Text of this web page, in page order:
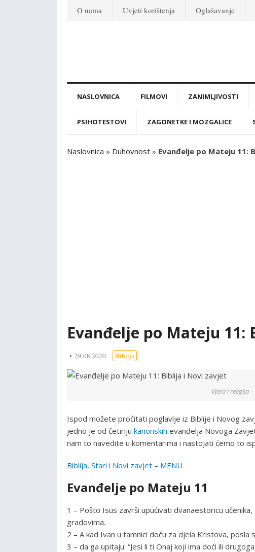
O nama Uvjeti korištenja Oglašavanje
NASLOVNICA FILMOVI ZANIMLJIVOSTI
PSIHOTESTOVI ZAGONETKE I MOZGALICE
Naslovnica » Duhovnost » Evanđelje po Mateju 11:
Evanđelje po Mateju
29.08.2020. Biblija
Vjera i religija
Ispod možete pročitati poglavlje iz Biblije i Novog
jedno je od četiriju kanonskih evanđelja Novoga
nam to navedite u komentarima i nastojati ćemo to
Biblija, Stari i Novi zavjet – MENU
Evanđelje po Mateju 11
1 – Pošto Isus završi upućivati dvanaestoricu
gradovima.
2 – A kad Ivan u tamnici doču za djela Kristova, posla
3 – da ga upitaju: “Jesi li ti Onaj koji ima doći ili